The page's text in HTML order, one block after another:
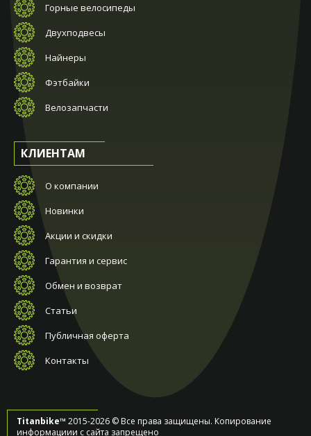
Горные велосипеды
Двухподвесы
Найнеры
Фэтбайки
Велозапчасти
КЛИЕНТАМ
О компании
Новинки
Акции и скидки
Гарантия и сервис
Обмен и возврат
Статьи
Публичная оферта
Контакты
Titanbike™ 2015-2026 © Все права защищены. Копирование
информациии с сайта запрещено